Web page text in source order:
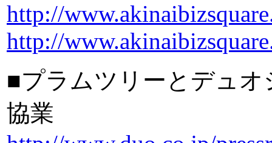
http://
http://
■プラムツリーとデュ
協業